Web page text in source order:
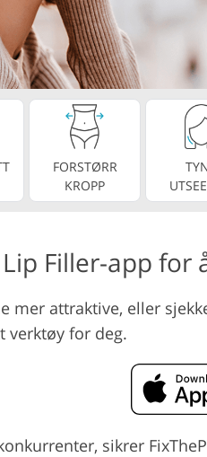
Redigering av smykkefoto
FORSTØRR
KROPP
Lip Filler-app for
mer attraktive, eller
verktøy for deg.
sikrer